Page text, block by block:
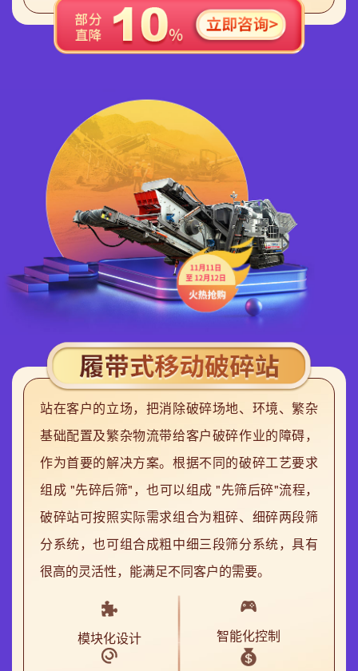
站在客户的立场，把消除破碎场地、环境、繁杂
基础配置及繁杂物流带给客户破碎作业的障碍，
作为首要的解决方案。根据不同的破碎工艺要求
组成 "先碎后筛"，也可以组成 "先筛后碎"流程，
破碎站可按照实际需求组合为粗碎、细碎两段筛
分系统，也可组合成粗中细三段筛分系统，具有
很高的灵活性，能满足不同客户的需要。
模块化设计 智能化控制